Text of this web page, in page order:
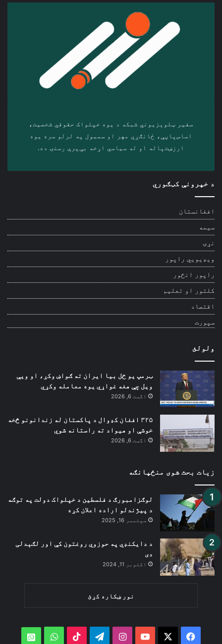
سفیر ټلوېزیوني شبکه د‎ یوه خپلواک حقوقي شخصیت،
اساس‌پاڼې، ځانګړي مهر او سمبول په لرلو سره ‎یوه
ارزښت‌پاله او ‎له سیاسي اړخه بې‌پرې رسنۍ ده.
د خپرونې کټګوري
افغانستان
سیمه
نړۍ
ویډیويي راپور
راپور انځور
کلتور او تعلیم
اقتصاد
سپورت
ولولئ
ټرمپ یو ځل بیا ایران ته ګواښ وکړ، او ویې
ویل چې هغه غواړي یوه معامله وکړي
اگست 6, 2026
۳۲۵ افغان کډوال د پاکستان له زندانونو څخه
خوشې او هیواد ته راستانه شوي
اگست 6, 2026
زیات بحث شوی منځپانګه
لوګزامبورګ د فلسطین د خپلواک دولت په توګه
د پیژندلو اراده اعلان کړه
سپتمبر 16, 2025
د دایکنډي په حوزوي روغتون کې اور لګېدلی
دی
اکتوبر 11, 2024
نور ښکاره کړئ
Facebook
YouTube
Instagram
Telegram
TikTok
WhatsApp